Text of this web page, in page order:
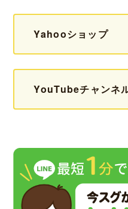
Yahooショップ
YouTubeチャンネ